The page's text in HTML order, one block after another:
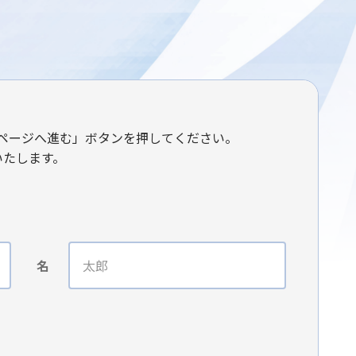
ジへ進む」ボタンを押してください。
します。
名